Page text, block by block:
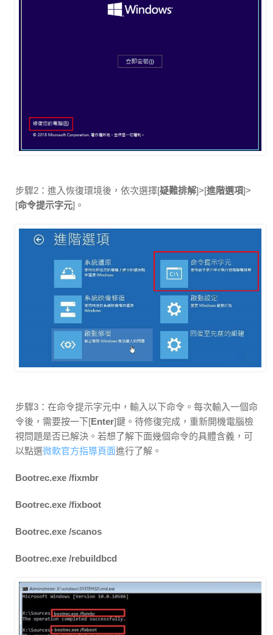
步驟2：進入恢復環境後，依次選擇[疑難排解]>[進階選項]>
[命令提示字元]。
步驟3：在命令提示字元中，輸入以下命令。每次輸入一個命
令後，需要按一下[Enter]鍵。待修復完成，重新開機電腦檢
視問題是否已解決。若想了解下面幾個命令的具體含義，可
以點選微軟官方指導頁面進行了解。
Bootrec.exe /fixmbr
Bootrec.exe /fixboot
Bootrec.exe /scanos
Bootrec.exe /rebuildbcd